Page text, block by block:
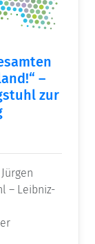
–
zur
– Leibniz-